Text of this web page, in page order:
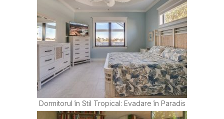
Dormitorul în Stil Tropical: Evadare în Paradis